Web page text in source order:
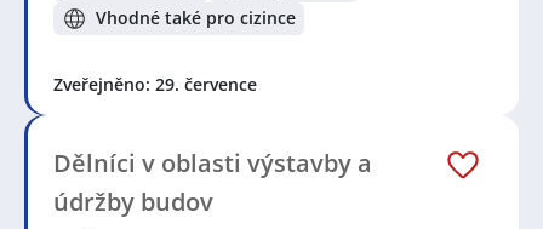
Vhodné také pro cizince
Zveřejněno: 29. července
Dělníci v oblasti výstavby a
údržby budov